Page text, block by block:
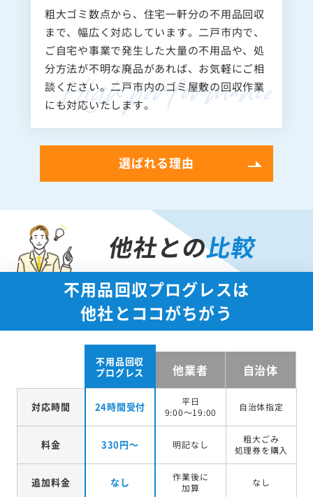
粗大ゴミ数点から、住宅一軒分の不用品回収
まで、幅広く対応しています。二戸市内で、
ご自宅や事業で発生した大量の不用品や、処
分方法が不明な廃品があれば、お気軽にご相
談ください。二戸市内のゴミ屋敷の回収作業
にも対応いたします。
選ばれる理由
他社との比較
不用品回収プログレスは
他社とココがちがう
不用品回収
プログレス
他業者 自治体
対応時間 24時間受付
平日
9:00～19:00
自治体指定
料金 330円～ 明記なし
粗大ごみ
処理券を購入
追加料金 なし
作業後に
加算
なし